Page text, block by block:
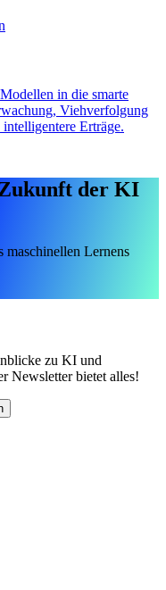
in die smarte
Viehverfolgung
Erträge.
Zukunft der KI
maschinellen Lernens
zu KI und
Newsletter bietet alles!